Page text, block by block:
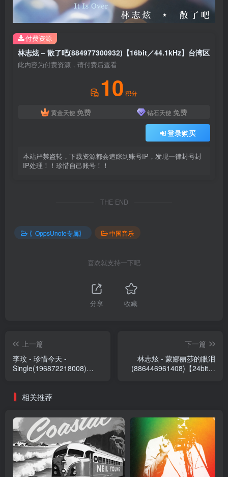
林志炫 – 散了吧(884977300932)【16bit／44.1kHz】台湾区
此内容为付费资源，请付费后查看
10 积分
黄金天使 免费 钻石天使 免费
登录购买
本站严禁盗转，下载资源都会追踪到账号IP，发现一律封号封
IP处理！！珍惜自己账号！！
付费资源
THE END
〖OppsUnote专属〗 中国音乐
喜欢就支持一下吧
分享 收藏
上一篇
李玟 - 珍惜今天 -
Single(196872218008)
下一篇
林志炫 - 蒙娜丽莎的眼泪
(886446961408)【24bit／
相关推荐